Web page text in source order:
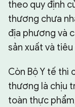
theo quy định
thương chưa
địa phương và
sản xuất và
Còn Bộ Y tế thì
thương là chịu
toàn thực